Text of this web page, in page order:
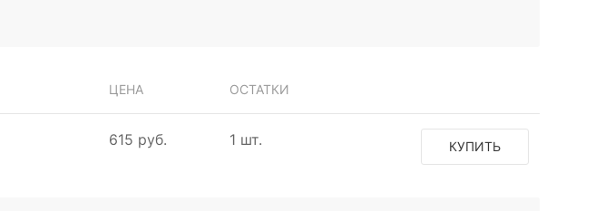
ЦЕНА ОСТАТКИ
615 руб. 1 шт. КУПИТЬ